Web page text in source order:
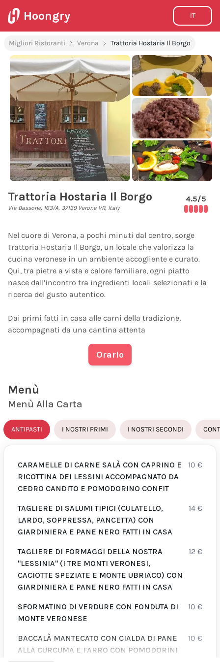
Hoongry IT
Migliori Ristoranti Verona Trattoria Hostaria Il Borgo
Trattoria Hostaria Il Borgo
Via Bassone, 163/A, 37139 Verona VR, Italy
4.5/5
Nel cuore di Verona, a pochi minuti dal centro, sorge
Trattoria Hostaria Il Borgo, un locale che valorizza la
cucina veronese in un ambiente accogliente e curato.
Qui, tra pietre a vista e calore familiare, ogni piatto
nasce dall’incontro tra ingredienti locali selezionati e la
ricerca del gusto autentico.
Dai primi fatti in casa alle carni della tradizione,
accompagnati da una cantina attenta
Orario
Menù
Menù Alla Carta
ANTIPASTI I NOSTRI PRIMI I NOSTRI SECONDI
CARAMELLE DI CARNE SALÀ CON CAPRINO E
RICOTTINA DEI LESSINI ACCOMPAGNATO DA
CEDRO CANDITO E POMODORINO CONFIT
10 €
TAGLIERE DI SALUMI TIPICI (CULATELLO,
LARDO, SOPPRESSA, PANCETTA) CON
GIARDINIERA E PANE NERO FATTI IN CASA
14 €
TAGLIERE DI FORMAGGI DELLA NOSTRA
"LESSINIA" (I TRE MONTI VERONESI,
CACIOTTE SPEZIATE E MONTE UBRIACO) CON
GIARDINIERA E PANE NERO FATTI IN CASA
12 €
SFORMATINO DI VERDURE CON FONDUTA DI
MONTE VERONESE
10 €
BACCALÀ MANTECATO CON CIALDA DI PANE
ALLA CURCUMA E FARRO CON POMODORINI
10 €